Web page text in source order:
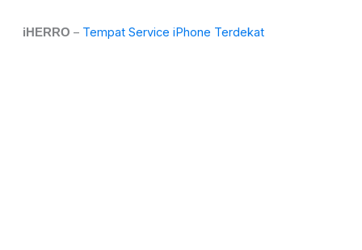
iHERRO – Tempat Service iPhone Terdekat